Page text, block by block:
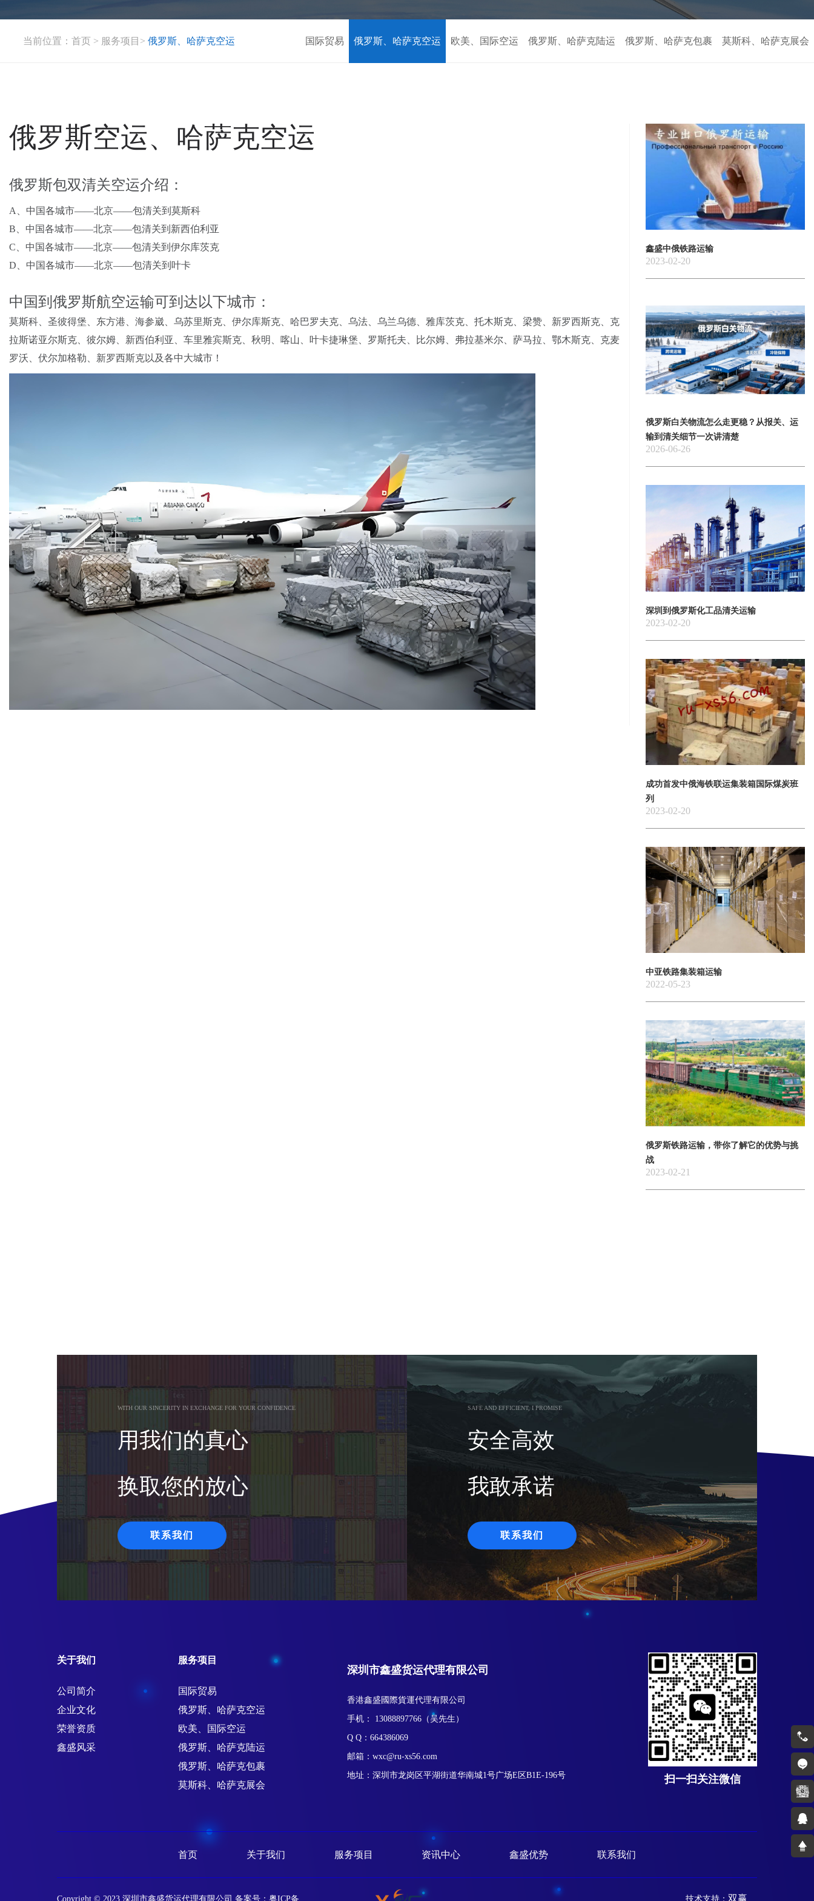
当前位置： 首页 > 服务项目 > 俄罗斯、哈萨克空运 国际贸易 俄罗斯、哈萨克空运 欧美、国际空运 俄罗斯、哈萨克陆运 俄罗斯、哈萨克包裹 莫斯科、哈萨克展会
俄罗斯空运、哈萨克空运
俄罗斯包双清关空运介绍：
A、中国各城市——北京——包清关到莫斯科
B、中国各城市——北京——包清关到新西伯利亚
C、中国各城市——北京——包清关到伊尔库茨克
D、中国各城市——北京——包清关到叶卡
中国到俄罗斯航空运输可到达以下城市：
莫斯科、圣彼得堡、东方港、海参崴、乌苏里斯克、伊尔库斯克、哈巴罗夫克、乌法、乌兰乌德、雅库茨克、托木斯克、梁赞、新罗西斯克、克
拉斯诺亚尔斯克、彼尔姆、新西伯利亚、车里雅宾斯克、秋明、喀山、叶卡捷琳堡、罗斯托夫、比尔姆、弗拉基米尔、萨马拉、鄂木斯克、克麦
罗沃、伏尔加格勒、新罗西斯克以及各中大城市！
鑫盛中俄铁路运输
2023-02-20
俄罗斯白关物流怎么走更稳？从报关、运
输到清关细节一次讲清楚
2026-06-26
深圳到俄罗斯化工品清关运输
2023-02-20
成功首发中俄海铁联运集装箱国际煤炭班
列
2023-02-20
中亚铁路集装箱运输
2022-05-23
俄罗斯铁路运输，带你了解它的优势与挑
战
2023-02-21
WITH OUR SINCERITY IN EXCHANGE FOR YOUR CONFIDENCE
用我们的真心
换取您的放心
联系我们
SAFE AND EFFICIENT, I PROMISE
安全高效
我敢承诺
联系我们
关于我们
公司简介
企业文化
荣誉资质
鑫盛风采
服务项目
国际贸易
俄罗斯、哈萨克空运
欧美、国际空运
俄罗斯、哈萨克陆运
俄罗斯、哈萨克包裹
莫斯科、哈萨克展会
深圳市鑫盛货运代理有限公司
香港鑫盛國際貨運代理有限公司
手机： 13088897766（吴先生）
Q Q：664386069
邮箱：wxc@ru-xs56.com
地址：深圳市龙岗区平湖街道华南城1号广场E区B1E-196号 扫一扫关注微信
首页 关于我们 服务项目 资讯中心 鑫盛优势 联系我们
Copyright © 2023 深圳市鑫盛货运代理有限公司 备案号：粤ICP备 技术支持： 双赢
4001889793